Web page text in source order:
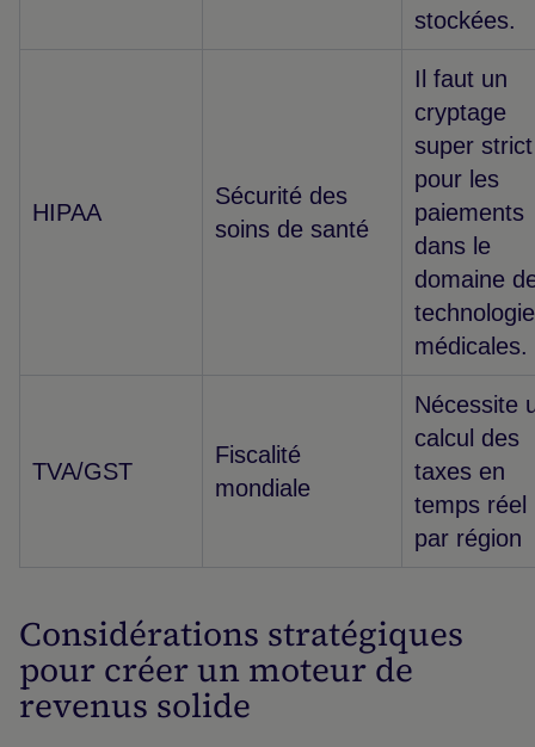
stockées.
HIPAA
Sécurité des
soins de santé
Il faut un
cryptage
super strict
pour les
paiements
dans le
domaine
médicales.
TVA/GST
Fiscalité
mondiale
Nécessite
calcul des
taxes en
temps réel
par région
Considérations stratégiques
pour créer un moteur de
revenus solide